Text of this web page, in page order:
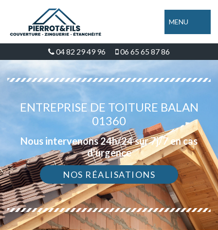
MENU
04 82 29 49 96 06 65 65 87 86
ENTREPRISE DE TOITURE BALAN
01360
Nous intervenons 24h/24 sur 7j/7 en cas
d'urgence
NOS RÉALISATIONS